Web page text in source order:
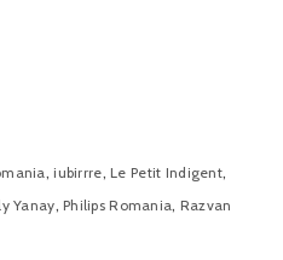
,iubirrre,Le Petit Indigent,
Yanay,Philips Romania, Razvan